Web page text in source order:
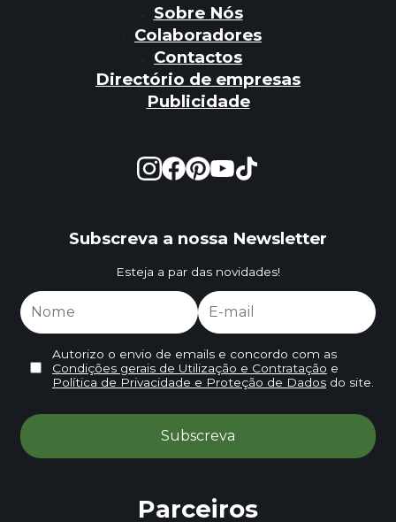
Sobre Nós
Colaboradores
Contactos
Directório de empresas
Publicidade
Subscreva a nossa Newsletter
Esteja a par das novidades!
Autorizo o envio de emails e concordo com as
Condições gerais de Utilização e Contratação e
Política de Privacidade e Proteção de Dadosdo site.
Parceiros